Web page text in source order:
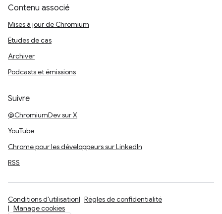
Contenu associé
Mises à jour de Chromium
Études de cas
Archiver
Podcasts et émissions
Suivre
@ChromiumDev sur X
YouTube
Chrome pour les développeurs sur LinkedIn
RSS
Conditions d'utilisation
Règles de confidentialité
Manage cookies